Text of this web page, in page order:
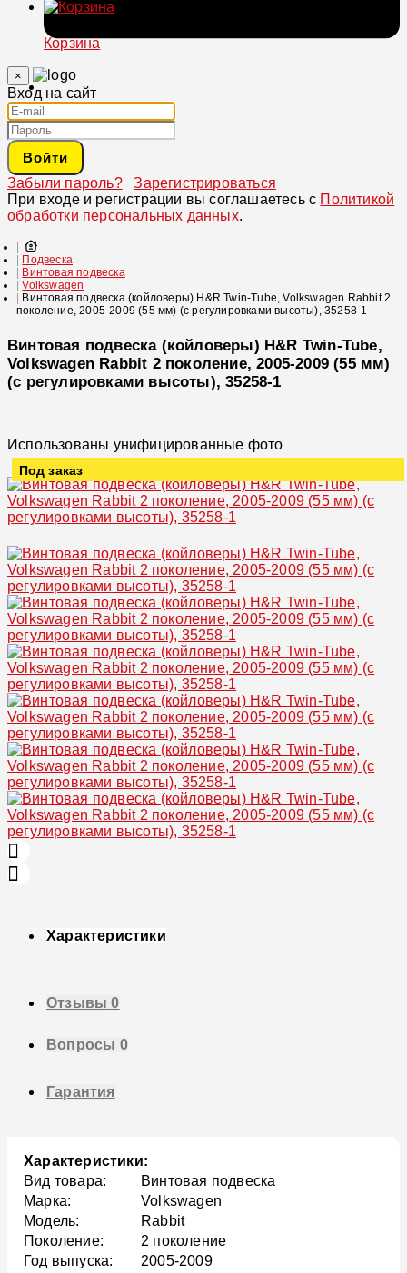
Корзина
×
Вход на сайт
Войти
Забыли пароль?
Зарегистрироваться
При входе и регистрации вы соглашаетесь с Политикой
обработки персональных данных.
Подвеска
Винтовая подвеска
Volkswagen
Винтовая подвеска (койловеры) H&R Twin-Tube, Volkswagen Rabbit 2
поколение, 2005-2009 (55 мм) (с регулировками высоты), 35258-1
Винтовая подвеска (койловеры) H&R Twin-Tube,
Volkswagen Rabbit 2 поколение, 2005-2009 (55 мм)
(с регулировками высоты), 35258-1
Использованы унифицированные фото
Под заказ
Характеристики
Отзывы0
Вопросы 0
Гарантия
Характеристики:
Вид товара:
Винтовая подвеска
Марка:
Volkswagen
Модель:
Rabbit
Поколение:
2 поколение
Год выпуска:
2005-2009